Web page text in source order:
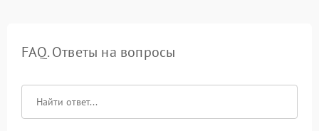
FAQ. Ответы на вопросы